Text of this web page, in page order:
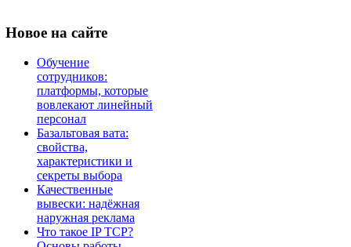
Новое на сайте
Обучение
сотрудников:
платформы, которые
вовлекают линейный
персонал
Базальтовая вата:
свойства,
характеристики и
секреты выбора
Качественные
вывески: надёжная
наружная реклама
Что такое IP TCP?